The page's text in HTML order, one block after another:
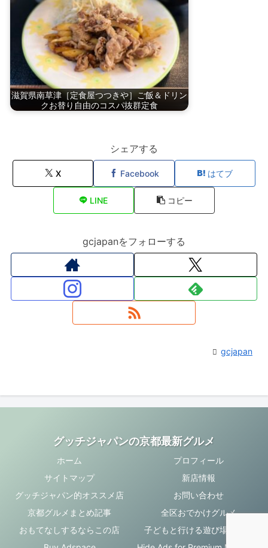
滋賀県南草津［定食屋つつきや］ご飯＆ドリン
クお替り自由のコスパ抜群定食
シェアする
X Facebook はてブ
LINE コピー
gcjapanをフォローする
gcjapan
グッチジャパンの京都最新グルメ
ホーム
プロフィール
サイトマップ
新店情報
グッチジャパン的オススメ店
お問い合わせ
京都グルメまとめ記事
全区おでかけグルメ
おもてなしするならこの店
子どもと行ける遊び場・お店